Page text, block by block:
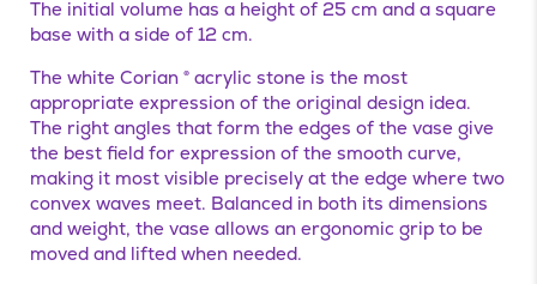
The initial volume has a height of 25 cm and a square
base with a side of 12 cm.
The white Corian ® acrylic stone is the most
appropriate expression of the original design idea.
The right angles that form the edges of the vase give
the best field for expression of the smooth curve,
making it most visible precisely at the edge where two
convex waves meet. Balanced in both its dimensions
and weight, the vase allows an ergonomic grip to be
moved and lifted when needed.